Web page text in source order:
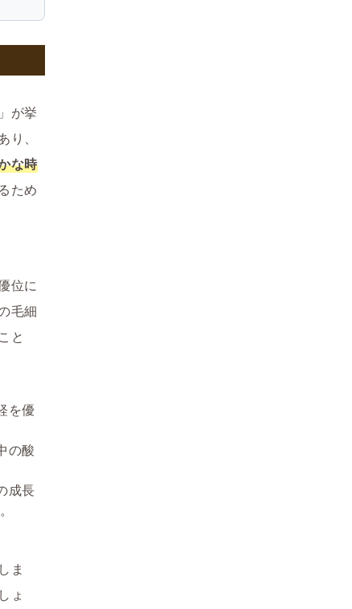
が挙
、
な時
ため
位に
毛細
と
を優
の酸
成長
ま
ょ